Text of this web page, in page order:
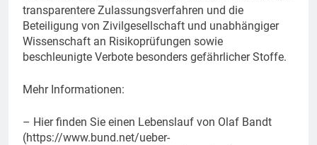
transparentere Zulassungsverfahren und die
Beteiligung von Zivilgesellschaft und unabhängiger
Wissenschaft an Risikoprüfungen sowie
beschleunigte Verbote besonders gefährlicher Stoffe.
Mehr Informationen:
– Hier finden Sie einen Lebenslauf von Olaf Bandt
(https://www.bund.net/ueber-